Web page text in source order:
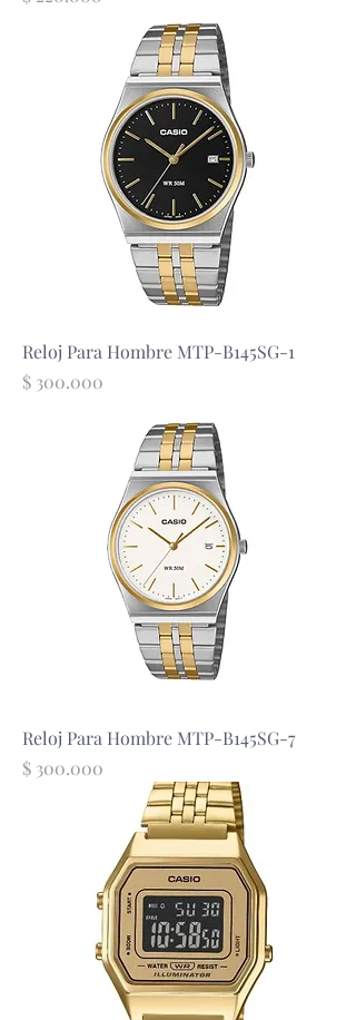
Reloj Para Hombre MTP-B145SG-1
Precio
$ 300.000
Reloj Para Hombre MTP-B145SG-7
Precio
$ 300.000